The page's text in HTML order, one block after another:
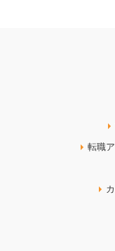
転職